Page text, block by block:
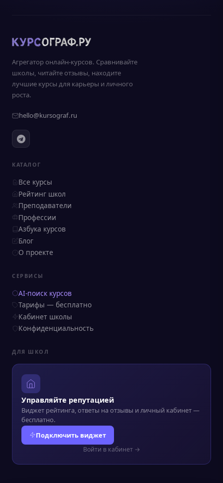
Агрегатор онлайн-курсов. Сравнивайте
школы, читайте отзывы, находите
лучшие курсы для карьеры и личного
роста.
hello@kursograf.ru
КАТАЛОГ
Все курсы
Рейтинг школ
Преподаватели
Профессии
Азбука курсов
Блог
О проекте
СЕРВИСЫ
AI-поиск курсов
Тарифы — бесплатно
Кабинет школы
Конфиденциальность
ДЛЯ ШКОЛ
Управляйте репутацией
Виджет рейтинга, ответы на отзывы и личный кабинет —
бесплатно.
Подключить виджет
Войти в кабинет →